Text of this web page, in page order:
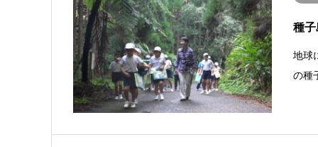
種
地球
の種